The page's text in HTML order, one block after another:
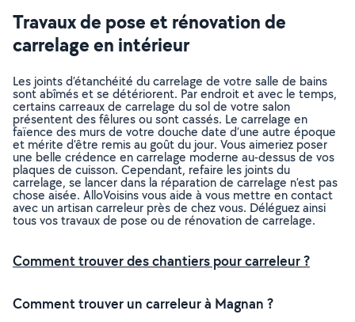
Travaux de pose et rénovation de
carrelage en intérieur
Les joints d’étanchéité du carrelage de votre salle de bains
sont abîmés et se détériorent. Par endroit et avec le temps,
certains carreaux de carrelage du sol de votre salon
présentent des fêlures ou sont cassés. Le carrelage en
faïence des murs de votre douche date d’une autre époque
et mérite d’être remis au goût du jour. Vous aimeriez poser
une belle crédence en carrelage moderne au-dessus de vos
plaques de cuisson. Cependant, refaire les joints du
carrelage, se lancer dans la réparation de carrelage n’est pas
chose aisée. AlloVoisins vous aide à vous mettre en contact
avec un artisan carreleur près de chez vous. Déléguez ainsi
tous vos travaux de pose ou de rénovation de carrelage.
Comment trouver des chantiers pour carreleur ?
Comment trouver un carreleur à Magnan ?